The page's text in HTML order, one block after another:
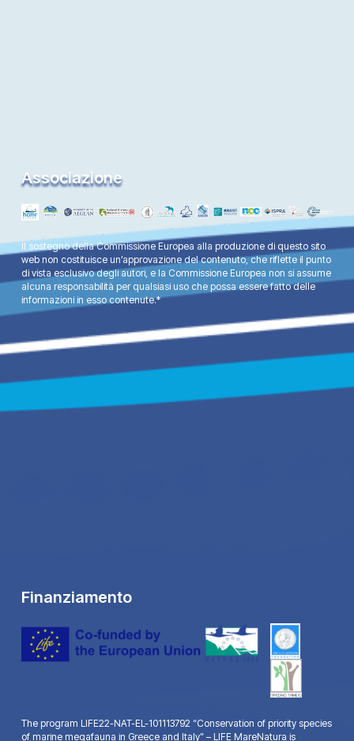
Associazione
Il sostegno della Commissione Europea alla produzione di questo sito
web non costituisce un’approvazione del contenuto, che riflette il punto
di vista esclusivo degli autori, e la Commissione Europea non si assume
alcuna responsabilità per qualsiasi uso che possa essere fatto delle
informazioni in esso contenute.*
Finanziamento
The program LIFE22-NAT-EL-101113792 “Conservation of priority species
of marine megafauna in Greece and Italy” – LIFE MareNatura is